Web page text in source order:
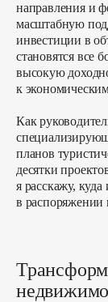
направления и
масштабную
инвестиции в
становятся все
высокую
к
Как
планов
десятки
я расскажу,
в распоряжении